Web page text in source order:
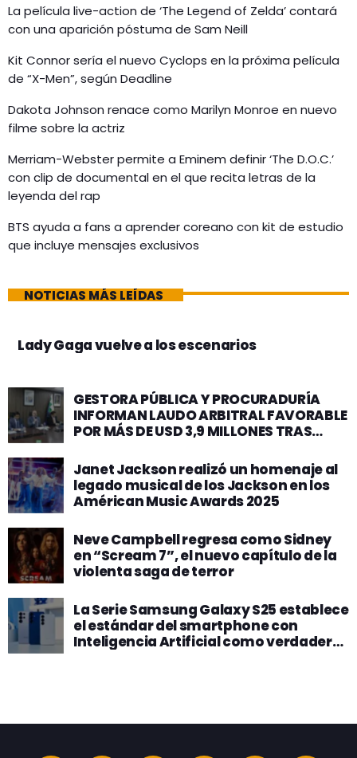
La película live-action de ‘The Legend of Zelda’ contará
con una aparición póstuma de Sam Neill
Kit Connor sería el nuevo Cyclops en la próxima película
de “X-Men”, según Deadline
Dakota Johnson renace como Marilyn Monroe en nuevo
filme sobre la actriz
Merriam-Webster permite a Eminem definir ‘The D.O.C.’
con clip de documental en el que recita letras de la
leyenda del rap
BTS ayuda a fans a aprender coreano con kit de estudio
que incluye mensajes exclusivos
NOTICIAS MÁS LEÍDAS
Lady Gaga vuelve a los escenarios
GESTORA PÚBLICA Y PROCURADURÍA
INFORMAN LAUDO ARBITRAL FAVORABLE
POR MÁS DE USD 3,9 MILLONES TRAS
Janet Jackson realizó un homenaje al
legado musical de los Jackson en los
Américan Music Awards 2025
Neve Campbell regresa como Sidney
en “Scream 7”, el nuevo capítulo de la
violenta saga de terror
La Serie Samsung Galaxy S25 establece
el estándar del smartphone con
Inteligencia Artificial como verdadero